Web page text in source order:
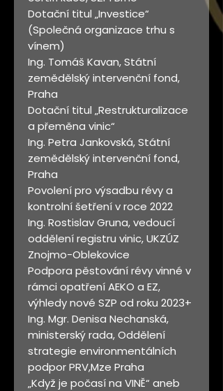
Dotační titul „Investice“
(Společná organizace trhu s
vínem)
Ing. Tomáš Kavan, Státní
zemědělský intervenční fond,
Praha
Dotační titul „Restrukturalizace
a přeměna vinic“
Ing. Petra Jankovská, Státní
zemědělský intervenční fond,
Praha
Povolení pro výsadbu révy a
kontrolní šetření v roce 2022
Ing. Rostislav Gruna, vedoucí
oddělení registru vinic, UKZÚZ
Znojmo-Oblekovice
Podpora pěstování révy vinné v
rámci opatření AEKO a EZ,
výhledy nové SZP od roku 2023+
Ing. Mgr. Denisa Nechanská,
ministerský rada, Oddělení
strategie environmentálních
podpor PRV,Mze Praha
„Když je počasí na VINĚ“ aneb